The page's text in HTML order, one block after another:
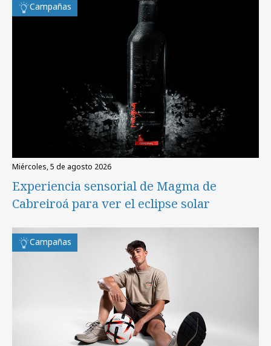
Campañas
miércoles, 5 de agosto 2026
Experiencia sensorial de Magma de
Cabreiroá para ver el eclipse solar
Campañas